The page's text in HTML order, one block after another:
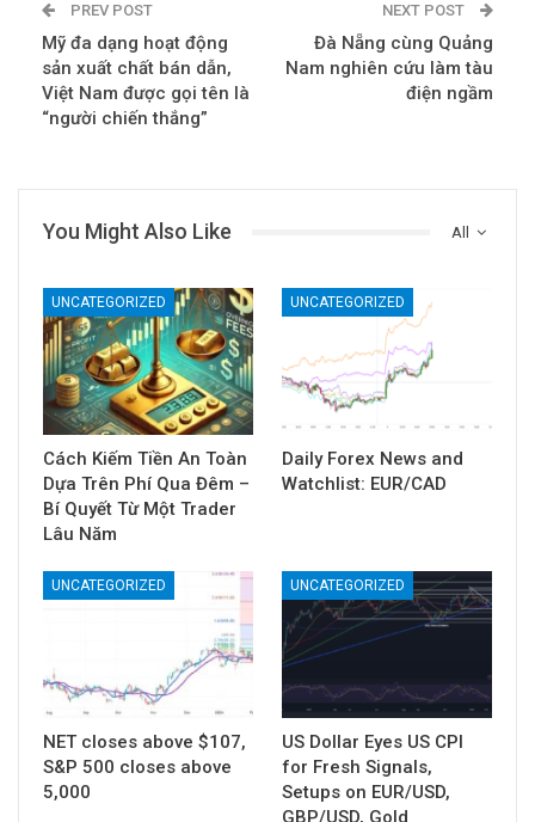
PREV POST
Mỹ đa dạng hoạt động
sản xuất chất bán dẫn,
Việt Nam được gọi tên là
“người chiến thắng”
NEXT POST
Đà Nẵng cùng Quảng
Nam nghiên cứu làm tàu
điện ngầm
All
You Might Also Like
UNCATEGORIZED
Cách Kiếm Tiền An Toàn
Dựa Trên Phí Qua Đêm –
Bí Quyết Từ Một Trader
Lâu Năm
UNCATEGORIZED
Daily Forex News and
Watchlist: EUR/CAD
UNCATEGORIZED
NET closes above $107,
S&P 500 closes above
5,000
UNCATEGORIZED
US Dollar Eyes US CPI
for Fresh Signals,
Setups on EUR/USD,
GBP/USD, Gold